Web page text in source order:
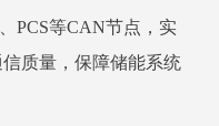
PCS等CAN节点，实
质量，保障储能系统